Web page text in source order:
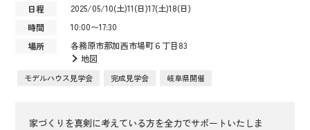
日程
2025/05/10(土)11(日)17(土)18(日)
時間
10:00〜17:30
場所
各務原市那加西市場町６丁目83
地図
モデルハウス見学会 完成見学会 岐阜県開催
家づくりを真剣に考えている方を全力でサポートいたしま